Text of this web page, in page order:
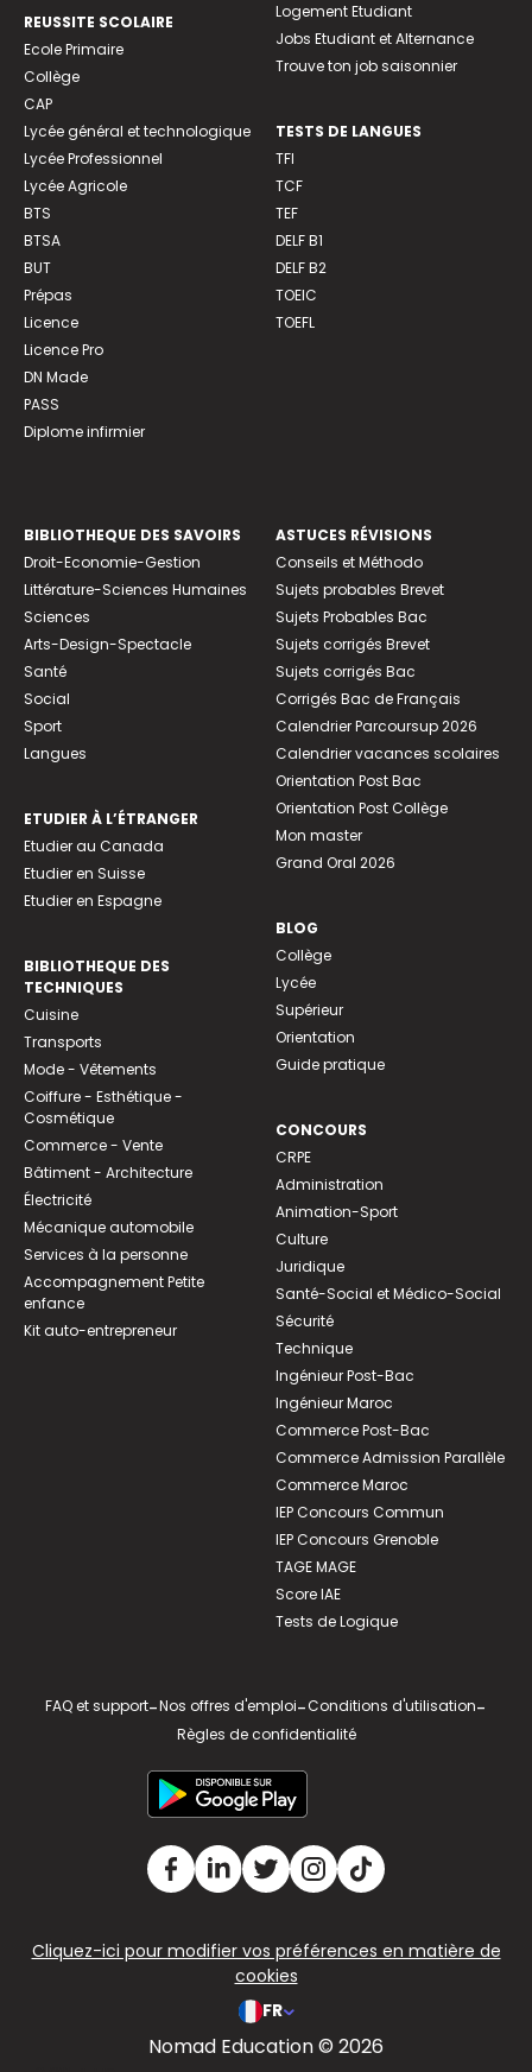
REUSSITE SCOLAIRE
Ecole Primaire
Collège
CAP
Lycée général et technologique
Lycée Professionnel
Lycée Agricole
BTS
BTSA
BUT
Prépas
Licence
Licence Pro
DN Made
PASS
Diplome infirmier
Logement Etudiant
Jobs Etudiant et Alternance
Trouve ton job saisonnier
TESTS DE LANGUES
TFI
TCF
TEF
DELF B1
DELF B2
TOEIC
TOEFL
BIBLIOTHEQUE DES SAVOIRS
Droit-Economie-Gestion
Littérature-Sciences Humaines
Sciences
Arts-Design-Spectacle
Santé
Social
Sport
Langues
ETUDIER À L’ÉTRANGER
Etudier au Canada
Etudier en Suisse
Etudier en Espagne
BIBLIOTHEQUE DES
TECHNIQUES
Cuisine
Transports
Mode - Vêtements
Coiffure - Esthétique -
Cosmétique
Commerce - Vente
Bâtiment - Architecture
Électricité
Mécanique automobile
Services à la personne
Accompagnement Petite
enfance
Kit auto-entrepreneur
ASTUCES RÉVISIONS
Conseils et Méthodo
Sujets probables Brevet
Sujets Probables Bac
Sujets corrigés Brevet
Sujets corrigés Bac
Corrigés Bac de Français
Calendrier Parcoursup 2026
Calendrier vacances scolaires
Orientation Post Bac
Orientation Post Collège
Mon master
Grand Oral 2026
BLOG
Collège
Lycée
Supérieur
Orientation
Guide pratique
CONCOURS
CRPE
Administration
Animation-Sport
Culture
Juridique
Santé-Social et Médico-Social
Sécurité
Technique
Ingénieur Post-Bac
Ingénieur Maroc
Commerce Post-Bac
Commerce Admission Parallèle
Commerce Maroc
IEP Concours Commun
IEP Concours Grenoble
TAGE MAGE
Score IAE
Tests de Logique
FAQ et support-Nos offres d'emploi-Conditions d'utilisation-
Règles de confidentialité
Cliquez-ici pour modifier vos préférences en matière de
cookies
FR
Nomad Education © 2026